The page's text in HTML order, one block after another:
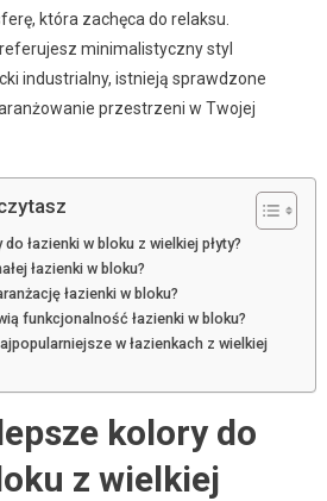
która zachęca do relaksu.
minimalistyczny styl
industrialny, istnieją sprawdzone
przestrzeni w Twojej
łazienki w bloku z wielkiej płyty?
łazienki w bloku?
łazienki w bloku?
funkcjonalność łazienki w bloku?
w łazienkach z wielkiej
kolory do
z wielkiej